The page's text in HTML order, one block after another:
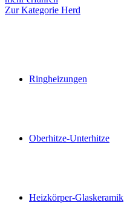
Zur Kategorie Herd
Ringheizungen
Oberhitze-Unterhitze
Heizkörper-Glaskeramik